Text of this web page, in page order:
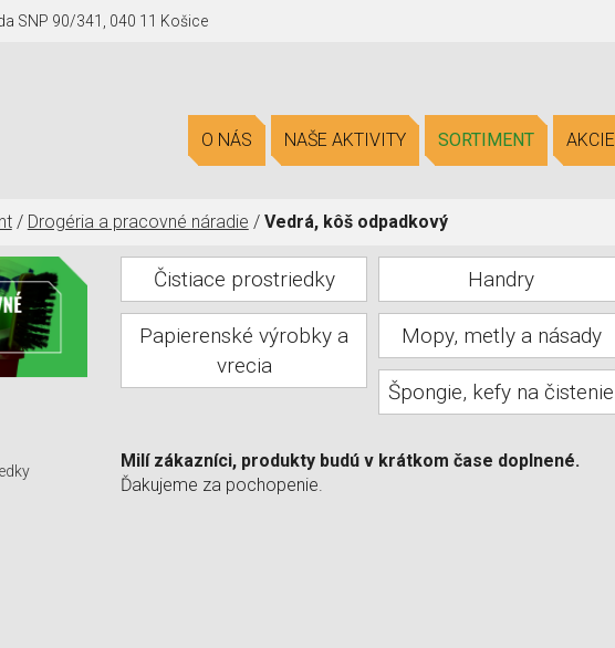
SNP 90/341, 040 11 Košice
O NÁS NAŠE AKTIVITY SORTIMENT AKCIE
/ Drogéria a pracovné náradie / Vedrá, kôš odpadkový
Čistiace prostriedky Handry
Papierenské výrobky a
vrecia
Mopy, metly a násady
Špongie, kefy na čistenie
Milí zákazníci, produkty budú v krátkom čase doplnené.
Ďakujeme za pochopenie.